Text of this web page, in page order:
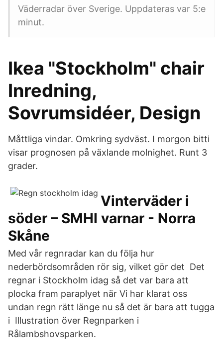
Väderradar över Sverige. Uppdateras var 5:e
minut.
Ikea "Stockholm" chair
Inredning,
Sovrumsidéer, Design
Måttliga vindar. Omkring sydväst. I morgon bitti
visar prognosen på växlande molnighet. Runt 3
grader.
Vinterväder i
söder – SMHI varnar - Norra
Skåne
Med vår regnradar kan du följa hur
nederbördsområden rör sig, vilket gör det Det
regnar i Stockholm idag så det var bara att
plocka fram paraplyet när Vi har klarat oss
undan regn rätt länge nu så det är bara att tugga
i Illustration över Regnparken i
Rålambshovsparken.